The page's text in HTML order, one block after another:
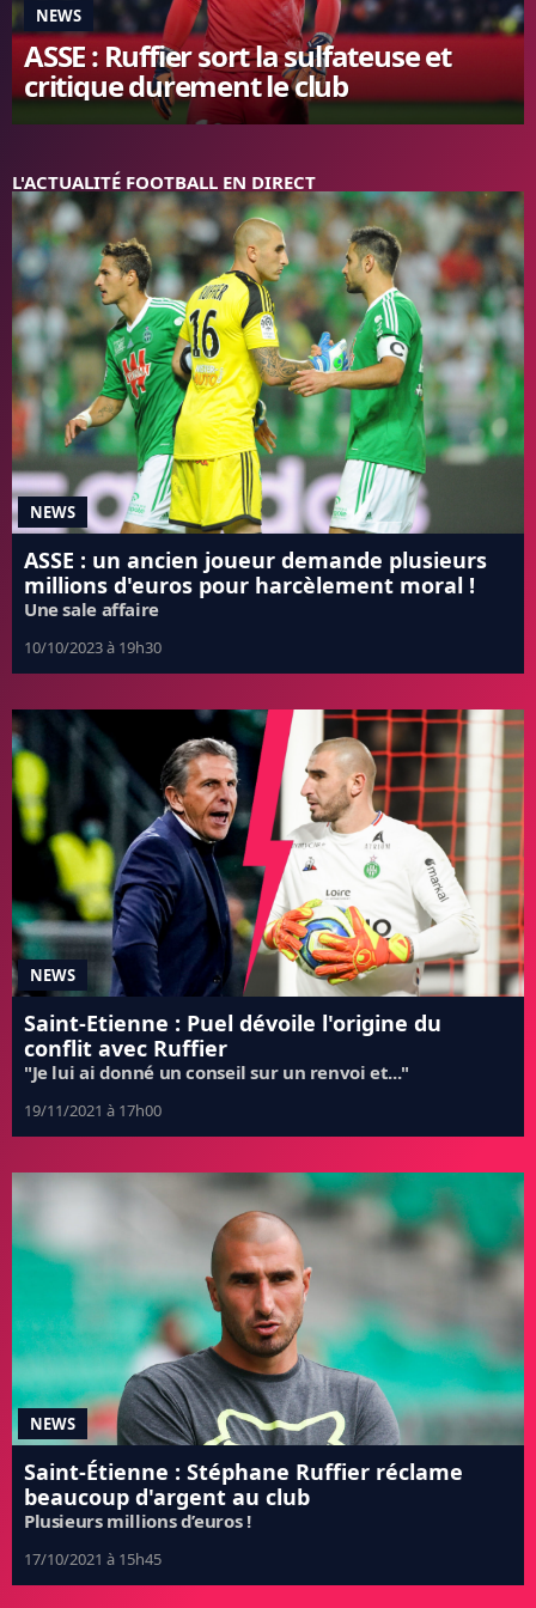
FC BARCELONE
MANCHESTER UNITED
CHELSEA
L'AVIS DE LA RÉDAC'
NEWS
ASSE : Ruffier sort la sulfateuse et
critique durement le club
L'ACTUALITÉ FOOTBALL EN DIRECT
NEWS
ASSE : un ancien joueur demande plusieurs
millions d'euros pour harcèlement moral !
Une sale affaire
10/10/2023 à 19h30
NEWS
Saint-Etienne : Puel dévoile l'origine du
conflit avec Ruffier
"Je lui ai donné un conseil sur un renvoi et..."
19/11/2021 à 17h00
NEWS
Saint-Étienne : Stéphane Ruffier réclame
beaucoup d'argent au club
Plusieurs millions d’euros !
17/10/2021 à 15h45